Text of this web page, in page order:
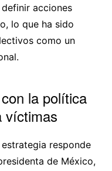
acciones
lo que ha sido
como un
la política
víctimas
responde
de México,